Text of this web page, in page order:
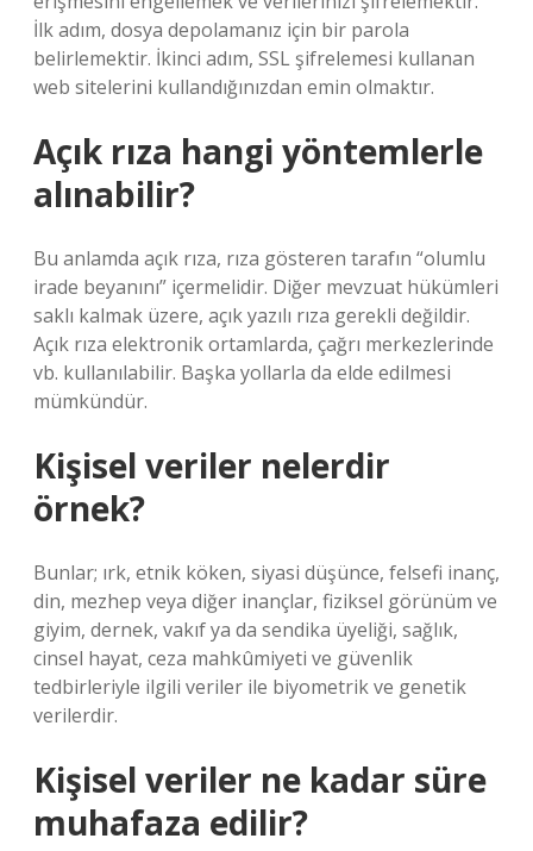
İlk adım, dosya depolamanız için bir parola
belirlemektir. İkinci adım, SSL şifrelemesi kullanan
web sitelerini kullandığınızdan emin olmaktır.
Açık rıza hangi yöntemlerle
alınabilir?
Bu anlamda açık rıza, rıza gösteren tarafın “olumlu
irade beyanını” içermelidir. Diğer mevzuat hükümleri
saklı kalmak üzere, açık yazılı rıza gerekli değildir.
Açık rıza elektronik ortamlarda, çağrı merkezlerinde
vb. kullanılabilir. Başka yollarla da elde edilmesi
mümkündür.
Kişisel veriler nelerdir
örnek?
Bunlar; ırk, etnik köken, siyasi düşünce, felsefi inanç,
din, mezhep veya diğer inançlar, fiziksel görünüm ve
giyim, dernek, vakıf ya da sendika üyeliği, sağlık,
cinsel hayat, ceza mahkûmiyeti ve güvenlik
tedbirleriyle ilgili veriler ile biyometrik ve genetik
verilerdir.
Kişisel veriler ne kadar süre
muhafaza edilir?